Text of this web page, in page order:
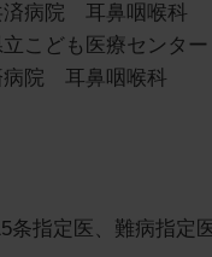
病院 耳鼻咽喉科
こども医療センタ
院 耳鼻咽喉科
条指定医、難病指定